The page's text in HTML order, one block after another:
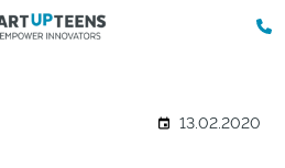
13.02.2020